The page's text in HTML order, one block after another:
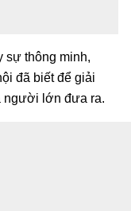
sự thông minh,
đã biết để giải
người lớn đưa ra.